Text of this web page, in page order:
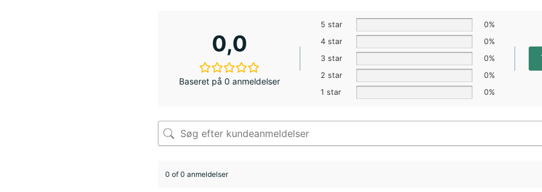
0,0
Baseret på 0 anmeldelser
5 star
0%
4 star
0%
3 star
0%
2 star
0%
1 star
0%
0 of 0 anmeldelser